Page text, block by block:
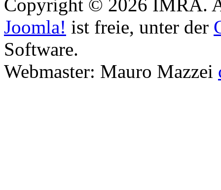
Copyright © 2026 IMRA.
Joomla! ist freie, unter der
Software.
Webmaster: Mauro Mazzei